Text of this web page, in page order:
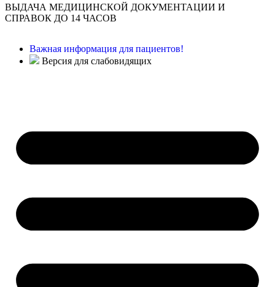
ВЫДАЧА МЕДИЦИНСКОЙ ДОКУМЕНТАЦИИ И
СПРАВОК ДО 14 ЧАСОВ
Важная информация для пациентов!
Версия для слабовидящих